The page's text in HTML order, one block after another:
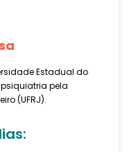
Estadual do
pela
(UFRJ).